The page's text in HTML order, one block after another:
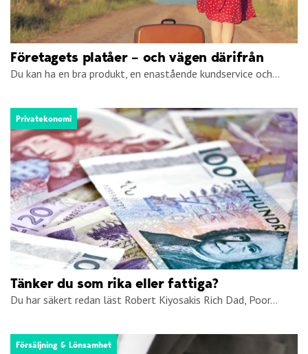
Företagets platåer – och vägen därifrån
Du kan ha en bra produkt, en enastående kundservice och...
Privatekonomi
Tänker du som rika eller fattiga?
Du har säkert redan läst Robert Kiyosakis Rich Dad, Poor...
Försäljning & Lönsamhet